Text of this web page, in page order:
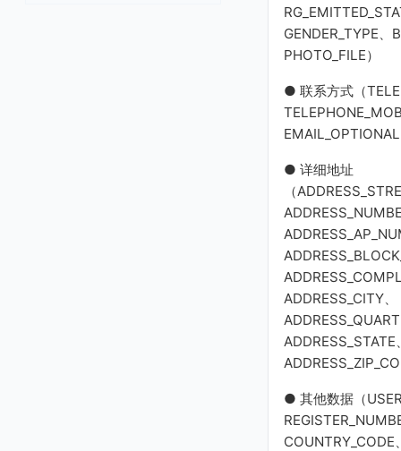
GENDER_TYPE、
PHOTO_FILE）
● 联系方式（
● 详细地址
（
ADDRESS_CITY、
ADDRESS_STATE
● 其他数据（
COUNTRY_CODE